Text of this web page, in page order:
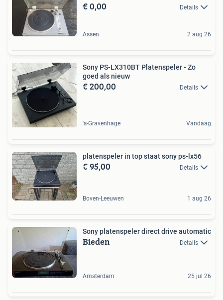
€ 0,00 Details
Assen 2 aug 26
Sony PS-LX310BT Platenspeler - Zo
goed als nieuw
€ 200,00 Details
's-Gravenhage Vandaag
platenspeler in top staat sony ps-lx56
€ 95,00 Details
Boven-Leeuwen 1 aug 26
Sony platenspeler direct drive automatic
Bieden Details
Amsterdam 25 jul 26